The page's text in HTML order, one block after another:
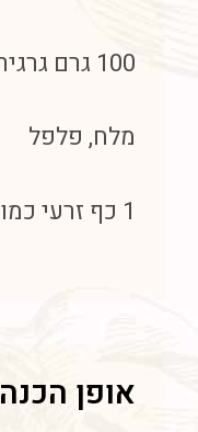
100 גרם גרגירי חומוס מושרים
מלח, פלפל
1 כף זרעי כמון
אופן הכנה